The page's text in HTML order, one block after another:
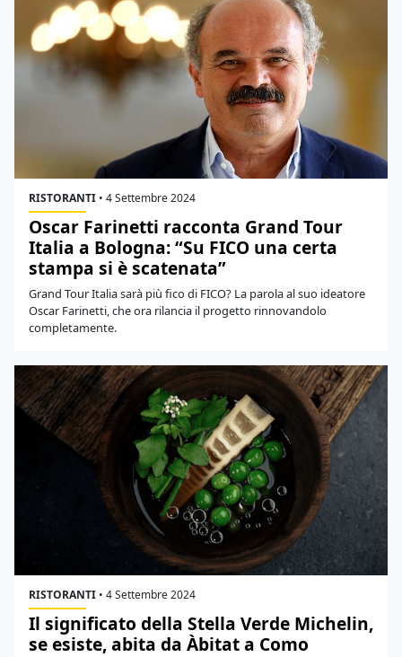
RISTORANTI • 4 Settembre 2024
Oscar Farinetti racconta Grand Tour
Italia a Bologna: “Su FICO una certa
stampa si è scatenata”
Grand Tour Italia sarà più fico di FICO? La parola al suo ideatore
Oscar Farinetti, che ora rilancia il progetto rinnovandolo
completamente.
RISTORANTI • 4 Settembre 2024
Il significato della Stella Verde Michelin,
se esiste, abita da Àbitat a Como